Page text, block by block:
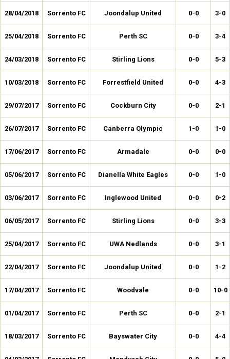
28/04/2018 Sorrento FC Joondalup United 0-0 3-0
25/04/2018 Sorrento FC Perth SC 0-0 3-4
24/03/2018 Sorrento FC Stirling Lions 0-0 5-3
10/03/2018 Sorrento FC Forrestfield United 0-0 4-3
29/07/2017 Sorrento FC Cockburn City 0-0 2-1
26/07/2017 Sorrento FC Canberra Olympic 1-0 1-0
17/06/2017 Sorrento FC Armadale 0-0 0-0
05/06/2017 Sorrento FC Dianella White Eagles 0-0 1-0
03/06/2017 Sorrento FC Inglewood United 0-0 0-2
06/05/2017 Sorrento FC Stirling Lions 0-0 3-3
25/04/2017 Sorrento FC UWA Nedlands 0-0 3-1
22/04/2017 Sorrento FC Joondalup United 0-0 1-2
17/04/2017 Sorrento FC Woodvale 0-0 10-0
01/04/2017 Sorrento FC Perth SC 0-0 2-1
18/03/2017 Sorrento FC Bayswater City 0-0 4-4